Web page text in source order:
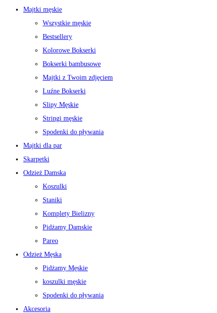
Majtki męskie
Wszystkie męskie
Bestsellery
Kolorowe Bokserki
Bokserki bambusowe
Majtki z Twoim zdjęciem
Luźne Bokserki
Slipy Męskie
Stringi męskie
Spodenki do pływania
Majtki dla par
Skarpetki
Odzież Damska
Koszulki
Staniki
Komplety Bielizny
Pidżamy Damskie
Pareo
Odzież Męska
Pidżamy Męskie
koszulki męskie
Spodenki do pływania
Akcesoria